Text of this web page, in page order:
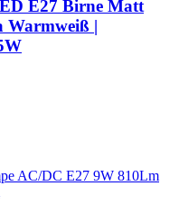
E27 Birne Matt
Warmweiß |